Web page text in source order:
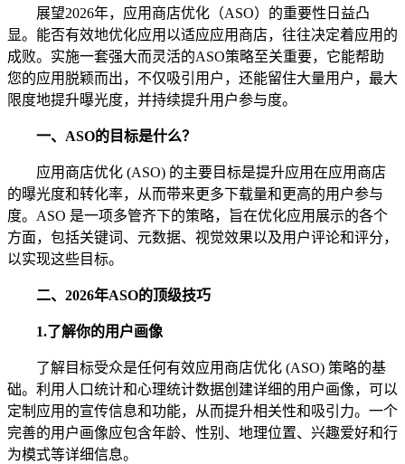
展望2026年，应用商店优化（ASO）的重要性日益凸
显。能否有效地优化应用以适应应用商店，往往决定着应用的
成败。实施一套强大而灵活的ASO策略至关重要，它能帮助
您的应用脱颖而出，不仅吸引用户，还能留住大量用户，最大
限度地提升曝光度，并持续提升用户参与度。
一、 ASO的目标是什么？
应用商店优化 (ASO) 的主要目标是提升应用在应用商店
的曝光度和转化率，从而带来更多下载量和更高的用户参与
度。ASO 是一项多管齐下的策略，旨在优化应用展示的各个
方面，包括关键词、元数据、视觉效果以及用户评论和评分，
以实现这些目标。
二、 2026年ASO的顶级技巧
1.了解你的用户画像
了解目标受众是任何有效应用商店优化 (ASO) 策略的基
础。利用人口统计和心理统计数据创建详细的用户画像，可以
定制应用的宣传信息和功能，从而提升相关性和吸引力。一个
完善的用户画像应包含年龄、性别、地理位置、兴趣爱好和行
为模式等详细信息。